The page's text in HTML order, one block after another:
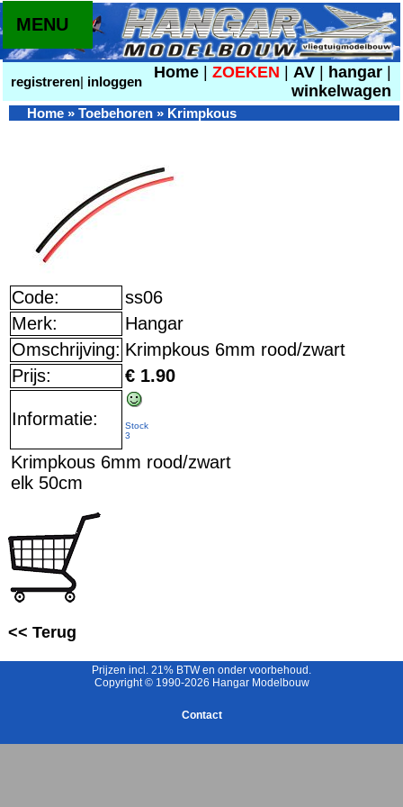
registreren| inloggen
Home ZOEKEN AV hangar
winkelwagen
MENU
Home » Toebehoren » Krimpkous
Code:
ss06
Merk:
Hangar
Omschrijving: Krimpkous 6mm rood/zwart
Prijs:
€ 1.90
Informatie:
Stock
3
Krimpkous 6mm rood/zwart
elk 50cm
<< Terug
Prijzen incl. 21% BTW en onder voorbehoud.
Copyright © 1990-2026 Hangar Modelbouw
Contact